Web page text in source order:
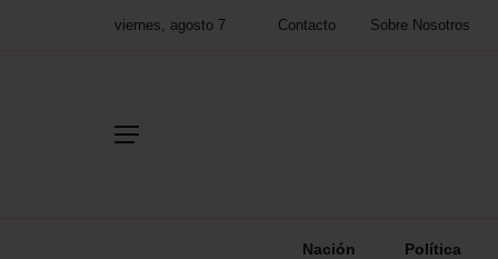
viernes, agosto 7 Contacto Sobre Nosotros
Nación Política